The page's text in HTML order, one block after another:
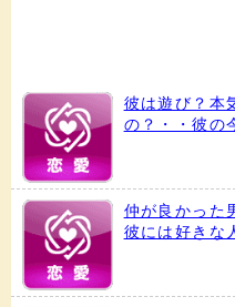
彼は遊び？本
の？・・彼の
仲が良かった
彼には好きな